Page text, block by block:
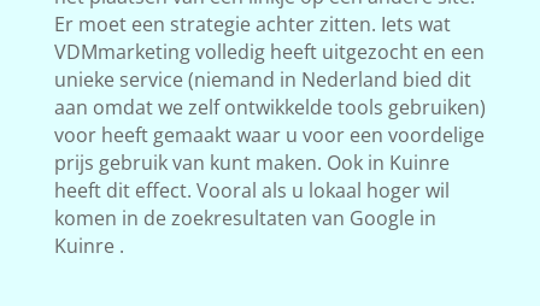
Er moet een strategie achter zitten. Iets wat
VDMmarketing volledig heeft uitgezocht en een
unieke service (niemand in Nederland bied dit
aan omdat we zelf ontwikkelde tools gebruiken)
voor heeft gemaakt waar u voor een voordelige
prijs gebruik van kunt maken. Ook in Kuinre
heeft dit effect. Vooral als u lokaal hoger wil
komen in de zoekresultaten van Google in
Kuinre .